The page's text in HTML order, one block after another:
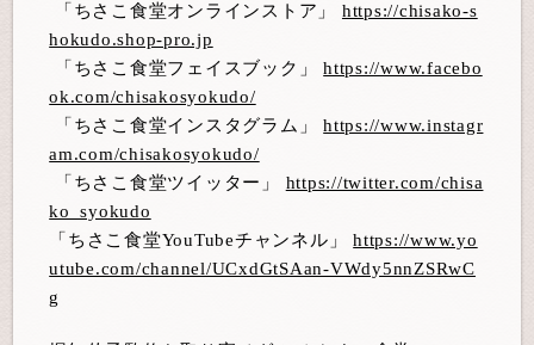
「ちさこ食堂オンラインストア」
https://chisako-s
hokudo.shop-pro.jp
「ちさこ食堂フェイスブック」
https://www.facebo
ok.com/chisakosyokudo/
「ちさこ食堂インスタグラム」
https://www.instagr
am.com/chisakosyokudo/
「ちさこ食堂ツイッター」
https://twitter.com/chisa
ko_syokudo
「ちさこ食堂YouTubeチャンネル」
https://www.yo
utube.com/channel/UCxdGtSAan-VWdy5nnZSRwC
g